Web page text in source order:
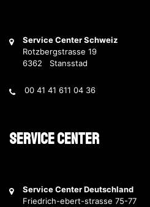
Service Center Schweiz
Rotzbergstrasse 19
6362 Stansstad
00 41 41 611 04 36
Service Center
Service Center Deutschland
Friedrich-ebert-strasse 75-77